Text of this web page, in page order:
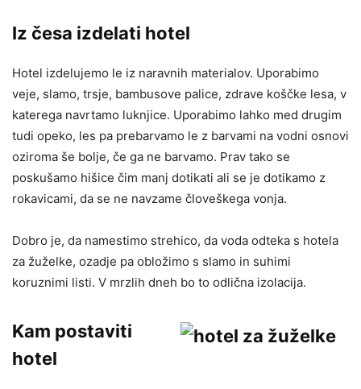
Iz česa izdelati hotel
Hotel izdelujemo le iz naravnih materialov. Uporabimo
veje, slamo, trsje, bambusove palice, zdrave koščke lesa, v
katerega navrtamo luknjice. Uporabimo lahko med drugim
tudi opeko, les pa prebarvamo le z barvami na vodni osnovi
oziroma še bolje, če ga ne barvamo. Prav tako se
poskušamo hišice čim manj dotikati ali se je dotikamo z
rokavicami, da se ne navzame človeškega vonja.
Dobro je, da namestimo strehico, da voda odteka s hotela
za žuželke, ozadje pa obložimo s slamo in suhimi
koruznimi listi. V mrzlih dneh bo to odlična izolacija.
Kam postaviti
hotel